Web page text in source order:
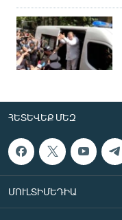
ՀԵՏԵՎԵՔ ՄԵԶ
ՄՈՒԼՏԻՄԵԴԻԱ